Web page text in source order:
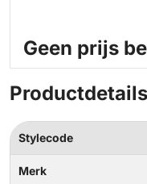
Geen prijs
Productdetails
Stylecode
Merk